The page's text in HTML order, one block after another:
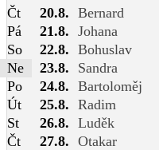
Čt
20.8. Bernard
Pá
21.8. Johana
So
22.8. Bohuslav
Ne
23.8.
Sandra
Po
24.8. Bartoloměj
Út
25.8. Radim
St
26.8. Luděk
Čt
27.8. Otakar